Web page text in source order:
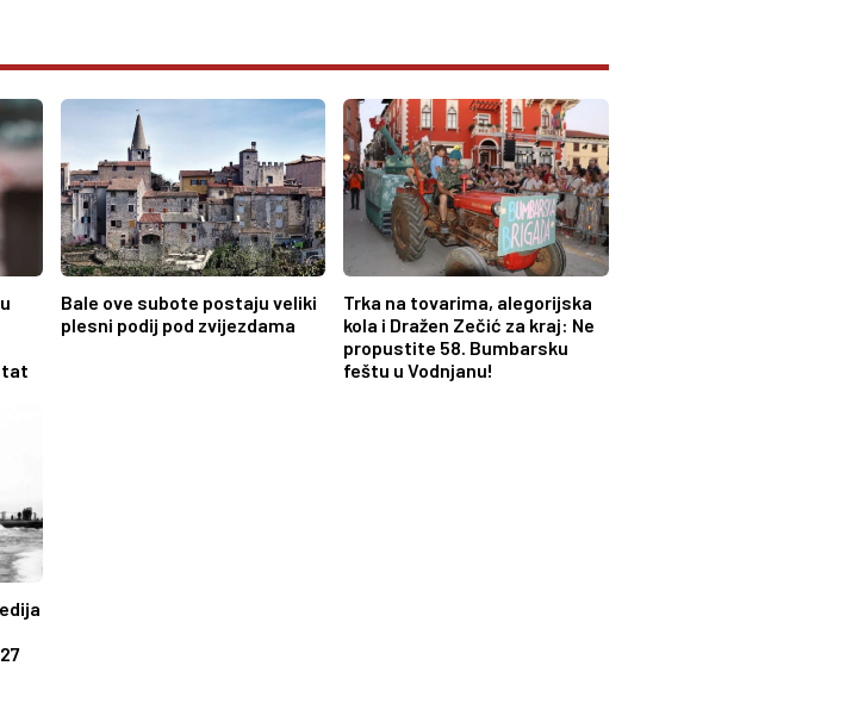
Bale ove subote postaju veliki
plesni podij pod zvijezdama
Trka na tovarima, alegorijska
kola i Dražen Zečić za kraj: Ne
propustite 58. Bumbarsku
feštu u Vodnjanu!